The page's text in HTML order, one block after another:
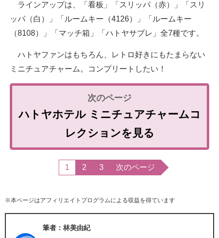
ラインアップは、「看板」「スリッパ（赤）」「スリ
ッパ（白）」「ルームキー（4126）」「ルームキー
（8108）」「マッチ箱」「ハトヤサブレ」全7種です。
ハトヤファンはもちろん、レトロ好きにもたまらない
ミニチュアチャーム。コンプリートしたい！
ハトヤホテル ミニチュアチャームコ
レクションを見る
1 2 3 次のページ
※本ページはアフィリエイトプログラムによる収益を得ています
筆者：林美由紀